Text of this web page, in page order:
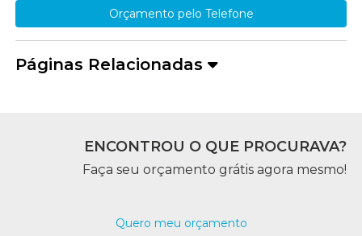
Orçamento pelo Telefone
Páginas Relacionadas
ENCONTROU O QUE PROCURAVA?
Faça seu orçamento grátis agora mesmo!
Quero meu orçamento